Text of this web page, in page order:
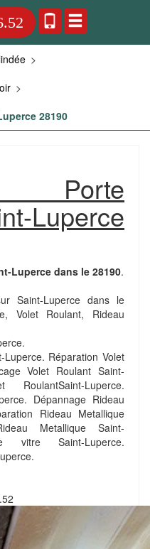
>
>
28190
Porte
Luperce
Luperce dans le 28190.
Saint-Luperce dans le
Volet Roulant, Rideau
Réparation Volet
Volet Roulant Saint-
Luperce.
Dépannage Rideau
Rideau Metallique
Metallique Saint-
vitre Saint-Luperce.